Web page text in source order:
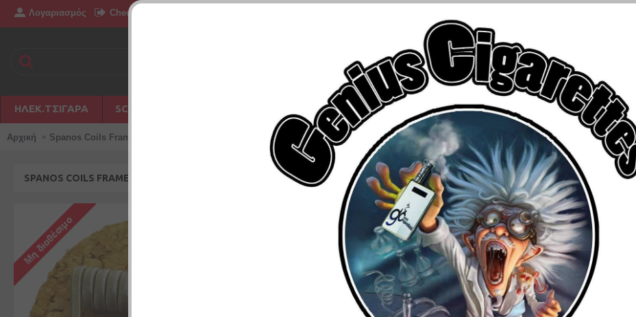
Λογαριασμός Checkout
ΗΛΕΚ.ΤΣΙΓΆΡΑ SC PHILIPPINES ΑΤΜΟΠΟΙΗΤΕΣ FLAVOR SHOTS ΥΓΡΑ ΑΝΑΠΛΗΡΩΣΗΣ
Αρχική Spanos Coils Frame Staple
SPANOS COILS FRAME STAPLE
Για δωρεάν μεταφορικά
Αγοράστε προϊόντα αξίας άνω των 39 ευρώ